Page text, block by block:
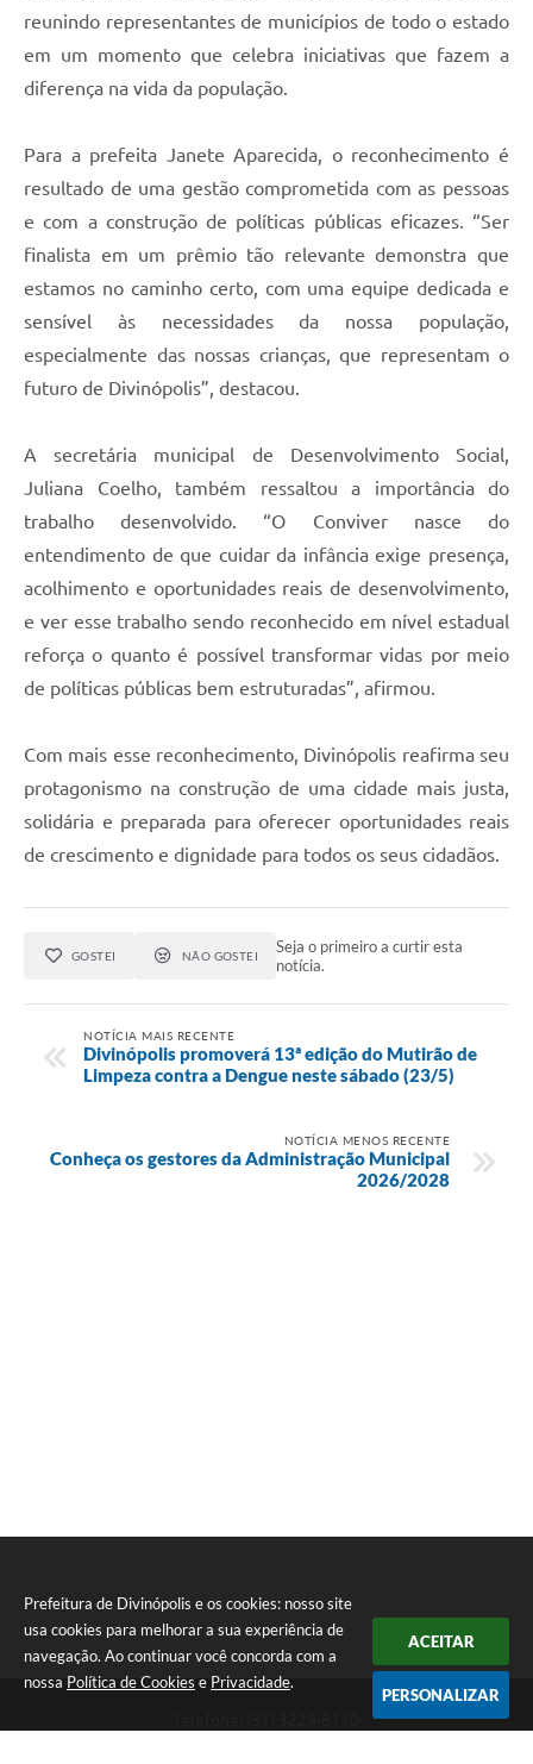
Prefeitura de Divinópolis e os cookies: nosso site
usa cookies para melhorar a sua experiência de
navegação. Ao continuar você concorda com a
nossa Política de Cookies e Privacidade.
ACEITAR
PERSONALIZAR
reunindo representantes de municípios de todo o estado
em um momento que celebra iniciativas que fazem a
diferença na vida da população.
Para a prefeita Janete Aparecida, o reconhecimento é
resultado de uma gestão comprometida com as pessoas
e com a construção de políticas públicas eficazes. “Ser
finalista em um prêmio tão relevante demonstra que
estamos no caminho certo, com uma equipe dedicada e
sensível às necessidades da nossa população,
especialmente das nossas crianças, que representam o
futuro de Divinópolis”, destacou.
A secretária municipal de Desenvolvimento Social,
Juliana Coelho, também ressaltou a importância do
trabalho desenvolvido. “O Conviver nasce do
entendimento de que cuidar da infância exige presença,
acolhimento e oportunidades reais de desenvolvimento,
e ver esse trabalho sendo reconhecido em nível estadual
reforça o quanto é possível transformar vidas por meio
de políticas públicas bem estruturadas”, afirmou.
Com mais esse reconhecimento, Divinópolis reafirma seu
protagonismo na construção de uma cidade mais justa,
solidária e preparada para oferecer oportunidades reais
de crescimento e dignidade para todos os seus cidadãos.
GOSTEI NÃO GOSTEI
Seja o primeiro a curtir esta
notícia.
NOTÍCIA MAIS RECENTE
Divinópolis promoverá 13ª edição do Mutirão de
Limpeza contra a Dengue neste sábado (23/5)
NOTÍCIA MENOS RECENTE
Conheça os gestores da Administração Municipal
2026/2028